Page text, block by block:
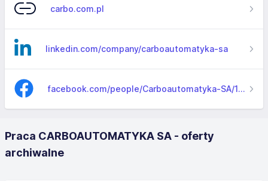
carbo.com.pl
linkedin.com/company/carboautomatyka-sa
facebook.com/people/Carboautomatyka-SA/100064150924469
Praca CARBOAUTOMATYKA SA - oferty
archiwalne